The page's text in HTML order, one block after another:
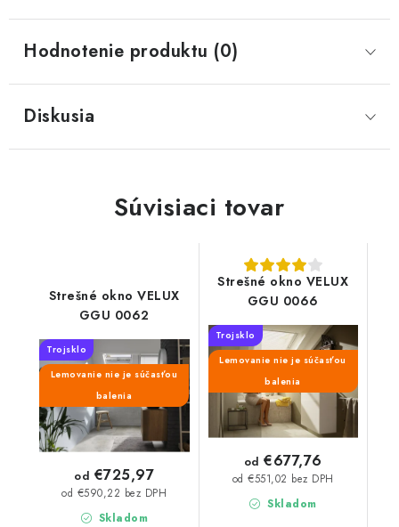
Hodnotenie produktu (0)
Diskusia
Súvisiaci tovar
Strešné okno VELUX
GGU 0062
Trojsklo
Lemovanie nie je súčasťou
balenia
Skladom
od €590,22 bez DPH
od €725,97
Strešné okno VELUX
GGU 0066
Trojsklo
Lemovanie nie je súčasťou
balenia
Skladom
od €551,02 bez DPH
od €677,76